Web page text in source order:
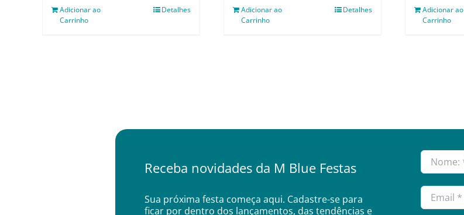
Adicionar ao
Carrinho
Detalhes
Adicionar ao
Carrinho
Detalhes
Adicionar ao
Carrinho
Receba novidades da M Blue Festas
Sua próxima festa começa aqui. Cadastre-se para
ficar por dentro dos lançamentos, das tendências e